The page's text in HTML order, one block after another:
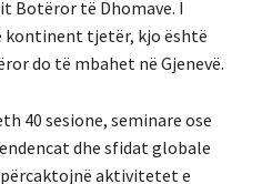
Botëror të Dhomave. I
kontinent tjetër, kjo është
do të mbahet në Gjenevë.
40 sesione, seminare ose
dhe sfidat globale
aktivitetet e